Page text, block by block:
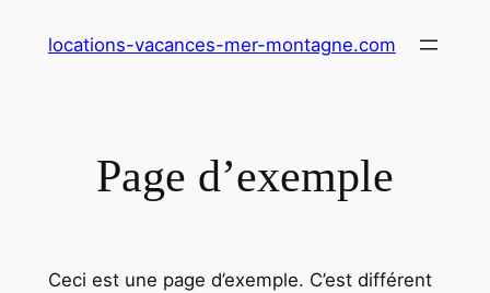
locations-vacances-mer-montagne.com
Page d’exemple
Ceci est une page d’exemple. C’est différent